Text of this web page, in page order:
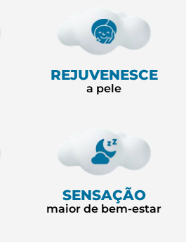
REJUVENESCE
a pele
SENSAÇÃO
maior de bem-estar